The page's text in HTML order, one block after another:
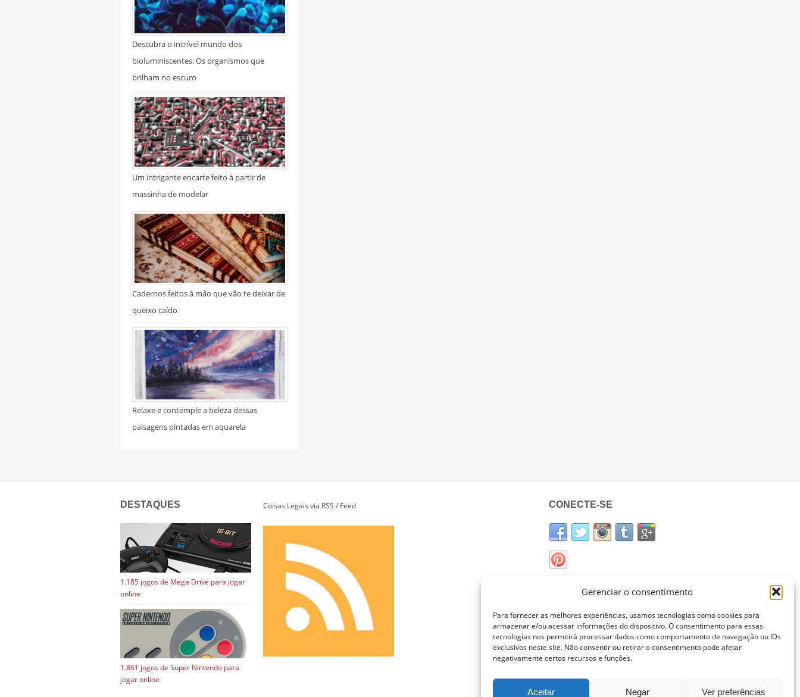
Gerenciar o consentimento
Para fornecer as melhores experiências, usamos tecnologias como cookies para
armazenar e/ou acessar informações do dispositivo. O consentimento para essas
tecnologias nos permitirá processar dados como comportamento de navegação ou IDs
exclusivos neste site. Não consentir ou retirar o consentimento pode afetar
negativamente certos recursos e funções.
Aceitar Negar Ver preferências
Descubra o incrível mundo dos
bioluminiscentes: Os organismos que
brilham no escuro
Um intrigante encarte feito à partir de
massinha de modelar
Cadernos feitos à mão que vão te deixar de
queixo caído
Relaxe e contemple a beleza dessas
paisagens pintadas em aquarela
DESTAQUES
1.185 jogos de Mega Drive para jogar
online
1.861 jogos de Super Nintendo para
jogar online
Coisas Legais via RSS / Feed CONECTE-SE